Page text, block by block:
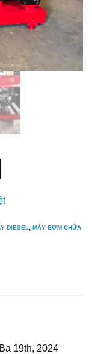
DIESEL
MÁY BƠM CHỮA
19th, 2024